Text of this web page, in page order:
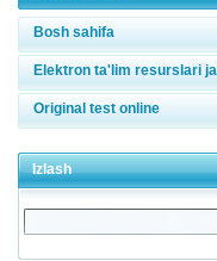
Bosh sahifa
Elektron ta'lim resurslari
Original test online
Izlash